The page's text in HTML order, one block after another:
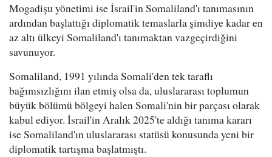
Mogadişu yönetimi ise İsrail'in Somaliland'ı tanımasının
ardından başlattığı diplomatik temaslarla şimdiye kadar en
az altı ülkeyi Somaliland'ı tanımaktan vazgeçirdiğini
savunuyor.
Somaliland, 1991 yılında Somali'den tek taraflı
bağımsızlığını ilan etmiş olsa da, uluslararası toplumun
büyük bölümü bölgeyi halen Somali'nin bir parçası olarak
kabul ediyor. İsrail'in Aralık 2025'te aldığı tanıma kararı
ise Somaliland'ın uluslararası statüsü konusunda yeni bir
diplomatik tartışma başlatmıştı.